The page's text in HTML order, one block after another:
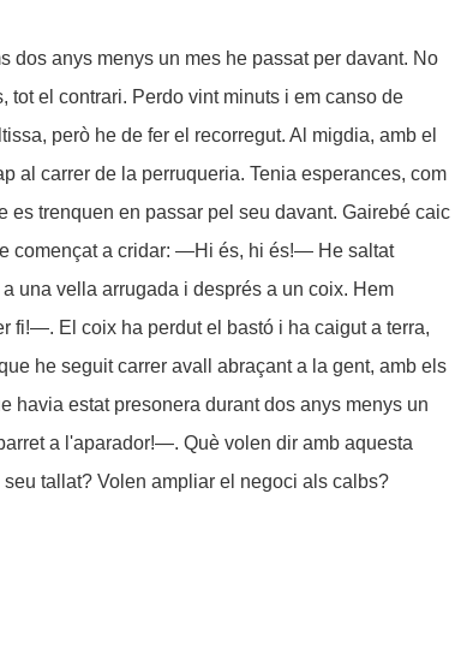
dos anys menys un mes he passat per davant. No
tot el contrari. Perdo vint minuts i em canso de
però he de fer el recorregut. Al migdia, amb el
al carrer de la perruqueria. Tenia esperances, com
es trenquen en passar pel seu davant. Gairebé caic
començat a cridar: —Hi és, hi és!— He saltat
una vella arrugada i després a un coix. Hem
fi!—. El coix ha perdut el bastó i ha caigut a terra,
he seguit carrer avall abraçant a la gent, amb els
havia estat presonera durant dos anys menys un
a l'aparador!—. Què volen dir amb aquesta
tallat? Volen ampliar el negoci als calbs?